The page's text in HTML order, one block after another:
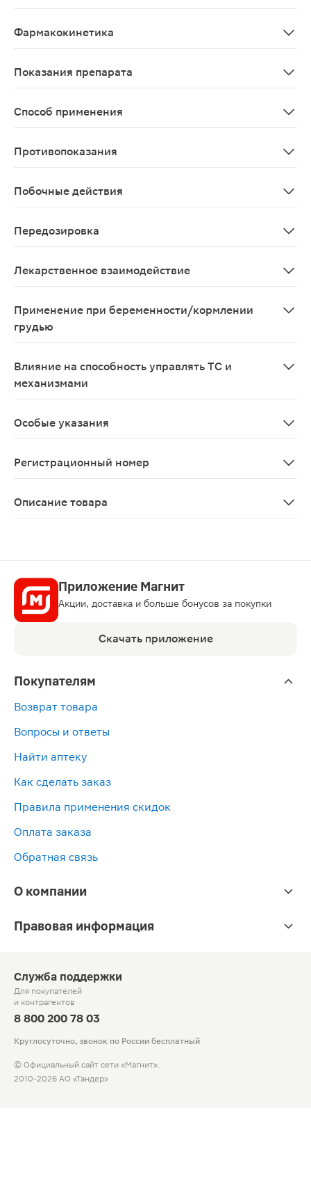
Фармакокинетика
Показания препарата
Способ применения
Противопоказания
Побочные действия
Передозировка
Лекарственное взаимодействие
Применение при беременности/кормлении
грудью
Влияние на способность управлять ТС и
механизмами
Особые указания
Регистрационный номер
Описание товара
Приложение Магнит
Акции, доставка и больше бонусов за покупки
Скачать приложение
Покупателям
Возврат товара
Вопросы и ответы
Найти аптеку
Как сделать заказ
Правила применения скидок
Оплата заказа
Обратная связь
О компании
Правовая информация
Служба поддержки
Для покупателей
и контрагентов
8 800 200 78 03
Круглосуточно, звонок по России бесплатный
© Официальный сайт сети «Магнит».
2010-2026 АО «Тандер»